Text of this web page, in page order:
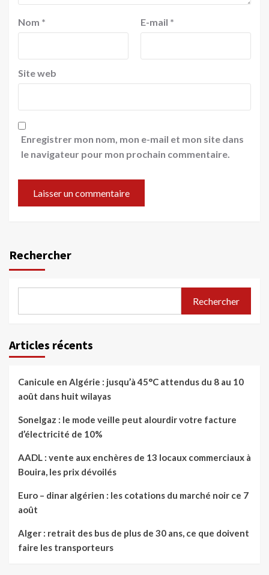
Nom * E-mail *
Site web
Enregistrer mon nom, mon e-mail et mon site dans
le navigateur pour mon prochain commentaire.
Rechercher
Rechercher
Articles récents
Canicule en Algérie : jusqu’à 45°C attendus du 8 au 10
août dans huit wilayas
Sonelgaz : le mode veille peut alourdir votre facture
d’électricité de 10%
AADL : vente aux enchères de 13 locaux commerciaux à
Bouira, les prix dévoilés
Euro – dinar algérien : les cotations du marché noir ce 7
août
Alger : retrait des bus de plus de 30 ans, ce que doivent
faire les transporteurs